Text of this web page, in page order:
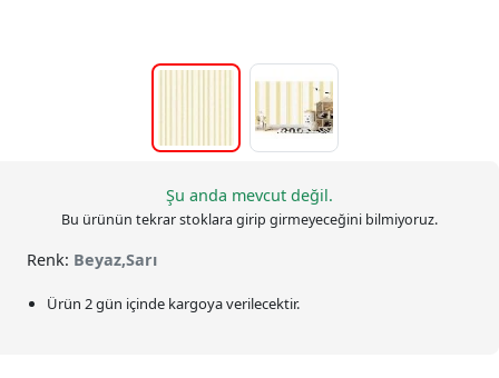
Şu anda mevcut değil.
Bu ürünün tekrar stoklara girip girmeyeceğini bilmiyoruz.
Renk: Beyaz,Sarı
Ürün 2 gün içinde kargoya verilecektir.